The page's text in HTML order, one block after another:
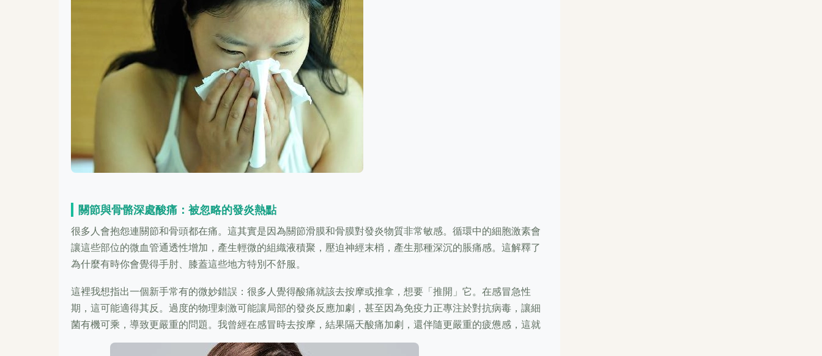
關節與骨骼深處酸痛：被忽略的發炎熱點
很多人會抱怨連關節和骨頭都在痛。這其實是因為關節滑膜和骨膜對發炎物質非常敏感。循環中的細胞激素會
讓這些部位的微血管通透性增加，產生輕微的組織液積聚，壓迫神經末梢，產生那種深沉的脹痛感。這解釋了
為什麼有時你會覺得手肘、膝蓋這些地方特別不舒服。
這裡我想指出一個新手常有的微妙錯誤：很多人覺得酸痛就該去按摩或推拿，想要「推開」它。在感冒急性
期，這可能適得其反。過度的物理刺激可能讓局部的發炎反應加劇，甚至因為免疫力正專注於對抗病毒，讓細
菌有機可乘，導致更嚴重的問題。我曾經在感冒時去按摩，結果隔天酸痛加劇，還伴隨更嚴重的疲憊感，這就